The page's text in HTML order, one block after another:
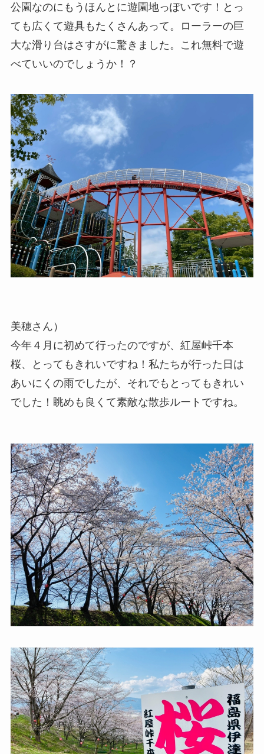
公園なのにもうほんとに遊園地っぽいです！とっ
ても広くて遊具もたくさんあって。ローラーの巨
大な滑り台はさすがに驚きました。これ無料で遊
べていいのでしょうか！？
美穂さん）
今年４月に初めて行ったのですが、紅屋峠千本
桜、とってもきれいですね！私たちが行った日は
あいにくの雨でしたが、それでもとってもきれい
でした！眺めも良くて素敵な散歩ルートですね。